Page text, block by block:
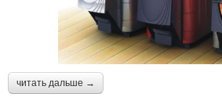
читать дальше →